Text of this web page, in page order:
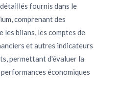
fournis dans le
comprenant des
bilans, les comptes de
et autres indicateurs
permettant d'évaluer la
économiques